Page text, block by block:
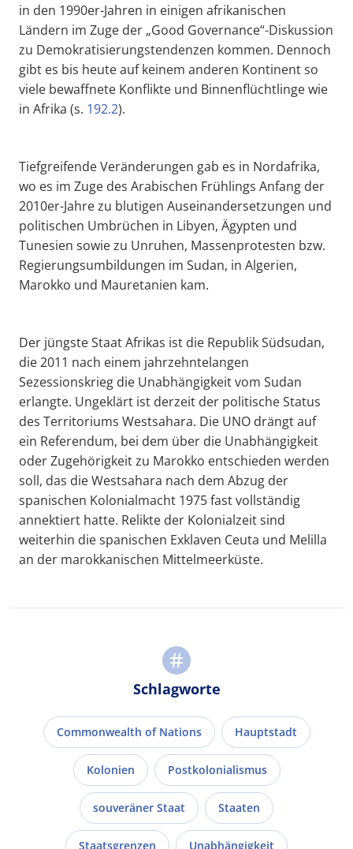
in den 1990er-Jahren in einigen afrikanischen
Ländern im Zuge der „Good Governance“-Diskussion
zu Demokratisierungstendenzen kommen. Dennoch
gibt es bis heute auf keinem anderen Kontinent so
viele bewaffnete Konflikte und Binnenflüchtlinge wie
in Afrika (s. 192.2).
Tiefgreifende Veränderungen gab es in Nordafrika,
wo es im Zuge des Arabischen Frühlings Anfang der
2010er-Jahre zu blutigen Auseinandersetzungen und
politischen Umbrüchen in Libyen, Ägypten und
Tunesien sowie zu Unruhen, Massenprotesten bzw.
Regierungsumbildungen im Sudan, in Algerien,
Marokko und Mauretanien kam.
Der jüngste Staat Afrikas ist die Republik Südsudan,
die 2011 nach einem jahrzehntelangen
Sezessionskrieg die Unabhängigkeit vom Sudan
erlangte. Ungeklärt ist derzeit der politische Status
des Territoriums Westsahara. Die UNO drängt auf
ein Referendum, bei dem über die Unabhängigkeit
oder Zugehörigkeit zu Marokko entschieden werden
soll, das die Westsahara nach dem Abzug der
spanischen Kolonialmacht 1975 fast vollständig
annektiert hatte. Relikte der Kolonialzeit sind
weiterhin die spanischen Exklaven Ceuta und Melilla
an der marokkanischen Mittelmeerküste.
Schlagworte
Commonwealth of Nations Hauptstadt
Kolonien Postkolonialismus
souveräner Staat Staaten
Staatsgrenzen Unabhängigkeit